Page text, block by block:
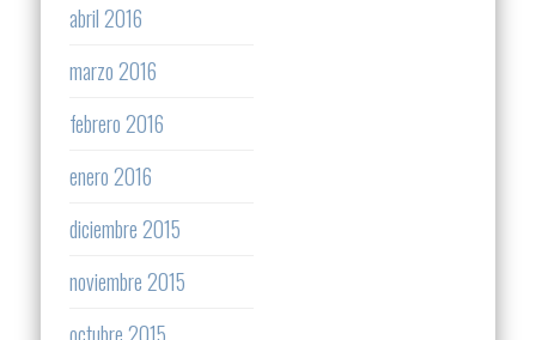
abril 2016
marzo 2016
febrero 2016
enero 2016
diciembre 2015
noviembre 2015
octubre 2015